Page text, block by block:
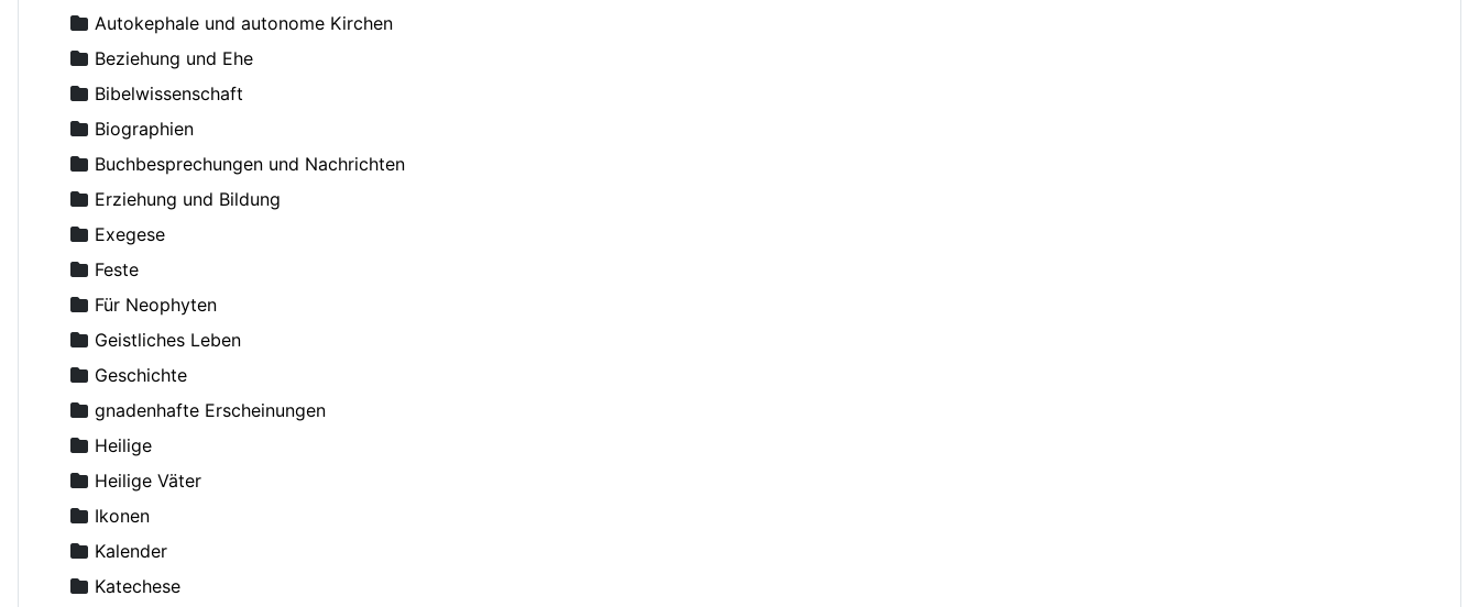
Agapit (Belowidow), Schemaarchimandrit
Agapit, Bischof von Stuttgart
Aksjutschitz, Viktor
Alexander Schmorell, Märtyrer, Heiliger
Alexander, Erzbischof von Berlin und Deutschland
Alexij II (Ridiger), Patriarch von Moskau
Alexis (van der Mensbrugge), Erzbischof
Alexis (von Meudon), Bischof
Altmann, Rüdiger
Amfilohije (Radovic), Metropolit
Amvrosij (Pogodin), Archimandrit
Anastasius, Metropolit
Andreas von Kreta, Heiliger
Angelina, Nonne
Anghelescu, D.
Anikin, Constantin, Priester
Anthony (Antonij), Metropolit von Sourozh
Autokephale und autonome Kirchen
Beziehung und Ehe
Bibelwissenschaft
Biographien
Buchbesprechungen und Nachrichten
Erziehung und Bildung
Exegese
Feste
Für Neophyten
Geistliches Leben
Geschichte
gnadenhafte Erscheinungen
Heilige
Heilige Väter
Ikonen
Kalender
Katechese